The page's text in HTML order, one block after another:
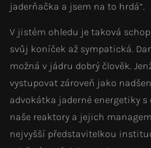
jaderňačka a jsem na to hrdá“.
V jistém ohledu je taková
svůj koníček až sympatická.
možná v jádru dobrý člověk.
vystupovat zároveň jako
advokátka jaderné energetiky
naše reaktory a jejich
nejvyšší představitelkou